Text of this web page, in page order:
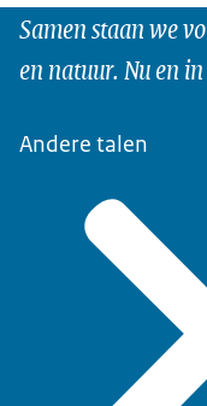
Samen staan we
en natuur. Nu en
Andere talen